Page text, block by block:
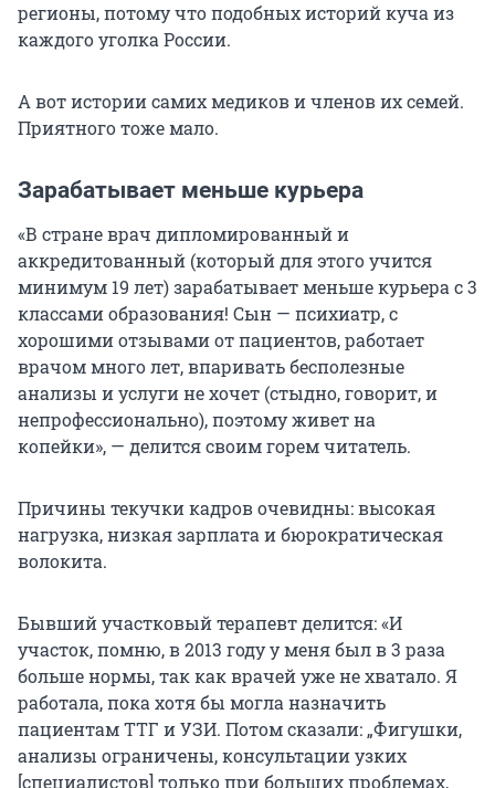
регионы, потому что подобных историй куча из
каждого уголка России.
А вот истории самих медиков и членов их семей.
Приятного тоже мало.
Зарабатывает меньше курьера
«В стране врач дипломированный и
аккредитованный (который для этого учится
минимум 19 лет) зарабатывает меньше курьера с 3
классами образования! Сын — психиатр, с
хорошими отзывами от пациентов, работает
врачом много лет, впаривать бесполезные
анализы и услуги не хочет (стыдно, говорит, и
непрофессионально), поэтому живет на
копейки», — делится своим горем читатель.
Причины текучки кадров очевидны: высокая
нагрузка, низкая зарплата и бюрократическая
волокита.
Бывший участковый терапевт делится: «И
участок, помню, в 2013 году у меня был в 3 раза
больше нормы, так как врачей уже не хватало. Я
работала, пока хотя бы могла назначить
пациентам ТТГ и УЗИ. Потом сказали: „Фигушки,
анализы ограничены, консультации узких
[специалистов] только при больших проблемах,